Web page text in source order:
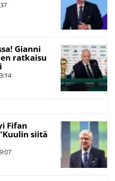
Gianni
ratkaisu
Fifan
siitä